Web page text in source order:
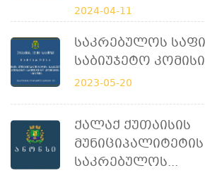
2024-04-11
Საკრებულოს
Საბიუჯეტო
2023-05-20
Ქალაქ Ქუთაისის
Მუნიციპალიტეტის
Საკრებულოს...